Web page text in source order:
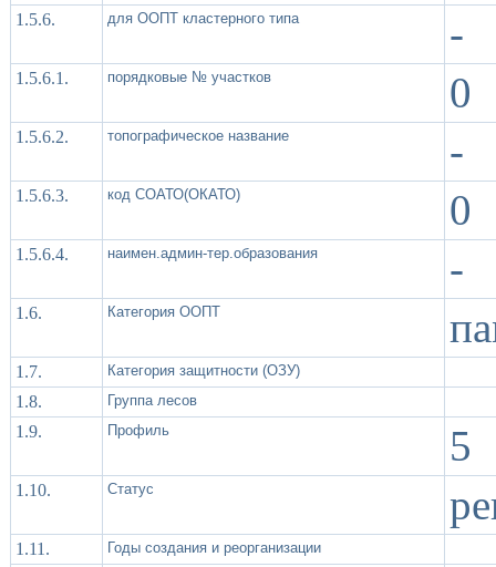
1.5.6. для ООПТ кластерного типа -
1.5.6.1. порядковые № участков 0
1.5.6.2. топографическое название -
1.5.6.3. код СОАТО(ОКАТО) 0
1.5.6.4. наимен.админ-тер.образования -
1.6. Категория ООПТ
1.7. Категория защитности (ОЗУ)
1.8. Группа лесов
1.9. Профиль 5
1.10. Статус
1.11. Годы создания и реорганизации